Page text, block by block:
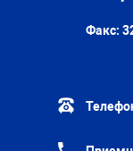
Факс: